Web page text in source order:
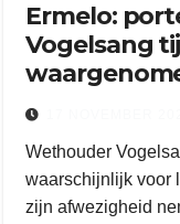
Ermelo:
Vogelsang
Wethouder
waarschijnlijk voor
zijn afwezigheid